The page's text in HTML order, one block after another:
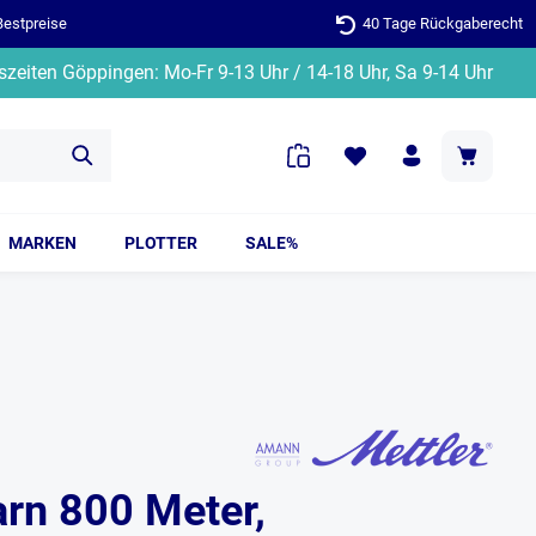
40 Tage Rückgaberecht
Göppingen: Mo-Fr 9-13 Uhr / 14-18 Uhr, Sa 9-14 Uhr
MARKEN PLOTTER SALE%
800 Meter,